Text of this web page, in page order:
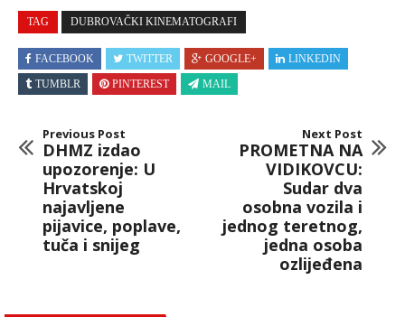
TAG DUBROVAČKI KINEMATOGRAFI
FACEBOOK TWITTER GOOGLE+
LINKEDIN
TUMBLR
PINTEREST MAIL
Previous Post
DHMZ izdao
upozorenje: U
Hrvatskoj
najavljene
pijavice, poplave,
tuča i snijeg
Next Post
PROMETNA NA
VIDIKOVCU:
Sudar dva
osobna vozila i
jednog teretnog,
jedna osoba
ozlijeđena